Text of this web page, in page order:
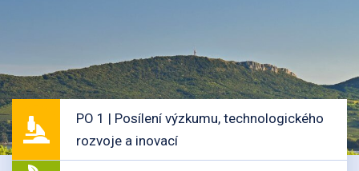
PO 1 | Posílení výzkumu, technologického
rozvoje a inovací